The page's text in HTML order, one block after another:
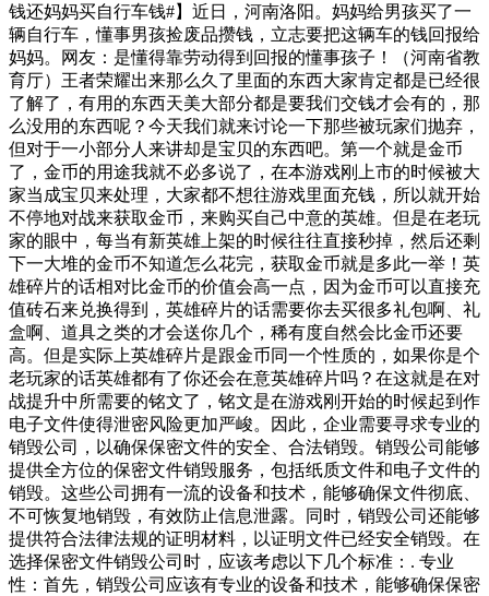
钱还妈妈买自行车钱#】近日，河南洛阳。妈妈给男孩买了一
辆自行车，懂事男孩捡废品攒钱，立志要把这辆车的钱回报给
妈妈。网友：是懂得靠劳动得到回报的懂事孩子！（河南省教
育厅）王者荣耀出来那么久了里面的东西大家肯定都是已经很
了解了，有用的东西天美大部分都是要我们交钱才会有的，那
么没用的东西呢？今天我们就来讨论一下那些被玩家们抛弃，
但对于一小部分人来讲却是宝贝的东西吧。第一个就是金币
了，金币的用途我就不必多说了，在本游戏刚上市的时候被大
家当成宝贝来处理，大家都不想往游戏里面充钱，所以就开始
不停地对战来获取金币，来购买自己中意的英雄。但是在老玩
家的眼中，每当有新英雄上架的时候往往直接秒掉，然后还剩
下一大堆的金币不知道怎么花完，获取金币就是多此一举！英
雄碎片的话相对比金币的价值会高一点，因为金币可以直接充
值砖石来兑换得到，英雄碎片的话需要你去买很多礼包啊、礼
盒啊、道具之类的才会送你几个，稀有度自然会比金币还要
高。但是实际上英雄碎片是跟金币同一个性质的，如果你是个
老玩家的话英雄都有了你还会在意英雄碎片吗？在这就是在对
战提升中所需要的铭文了，铭文是在游戏刚开始的时候起到作
电子文件使得泄密风险更加严峻。因此，企业需要寻求专业的
销毁公司，以确保保密文件的安全、合法销毁。销毁公司能够
提供全方位的保密文件销毁服务，包括纸质文件和电子文件的
销毁。这些公司拥有一流的设备和技术，能够确保文件彻底、
不可恢复地销毁，有效防止信息泄露。同时，销毁公司还能够
提供符合法律法规的证明材料，以证明文件已经安全销毁。在
选择保密文件销毁公司时，应该考虑以下几个标准：. 专业
性：首先，销毁公司应该有专业的设备和技术，能够确保保密